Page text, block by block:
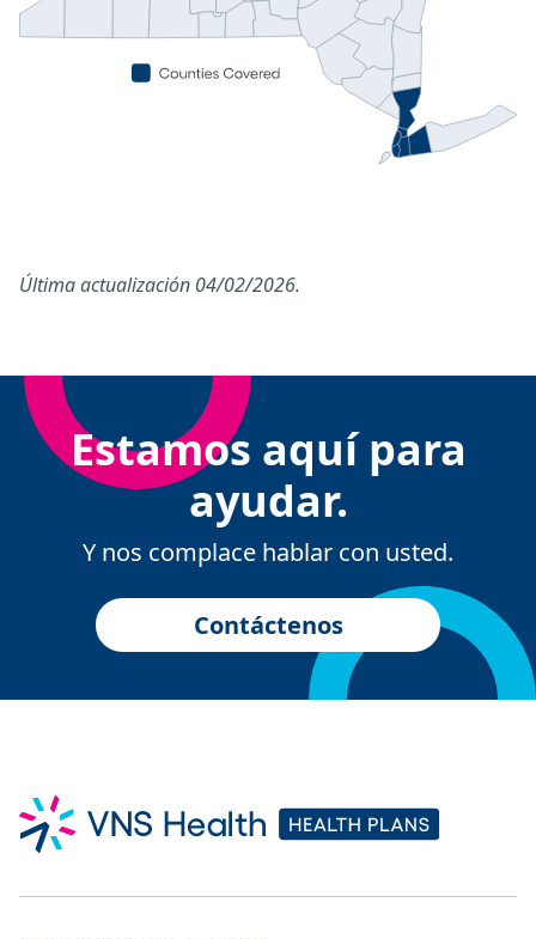
Última actualización 04/02/2026.
Estamos aquí para
ayudar.
Y nos complace hablar con usted.
Contáctenos